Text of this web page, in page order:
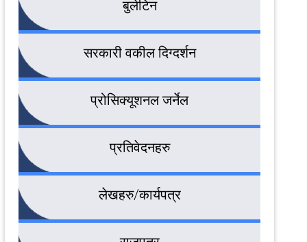
बुलेटिन
सरकारी वकील दिग्दर्शन
प्रोसिक्यूशनल जर्नेल
प्रतिवेदनहरु
लेखहरु/कार्यपत्र